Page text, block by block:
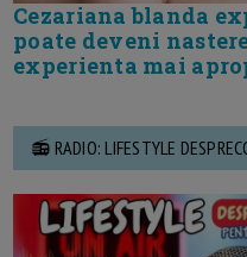
Cezariana blanda
poate deveni
experienta mai
📻 RADIO: LIFESTYLE